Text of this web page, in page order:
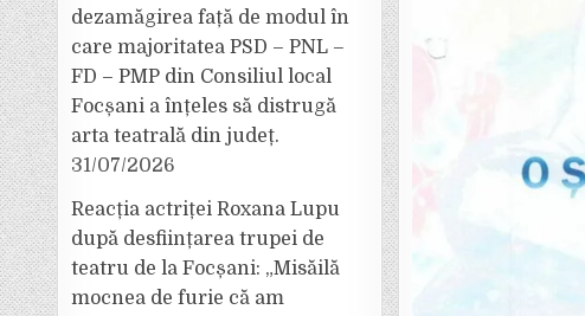
dezamăgirea față de modul în
care majoritatea PSD – PNL –
FD – PMP din Consiliul local
Focșani a înțeles să distrugă
arta teatrală din județ.
31/07/2026
Reacția actriței Roxana Lupu
după desființarea trupei de
teatru de la Focșani: „Misăilă
mocnea de furie că am